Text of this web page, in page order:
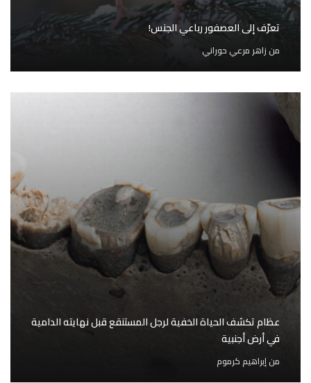
تعرّف إلى العصفور رباعي الجنس!
من زاهر مرعي حوراني
عظام تكشف الحياة الخفية لرجل المستنقع قبل نهايته الدامية
في أرض أجنبية
منإبراهيم كرموم